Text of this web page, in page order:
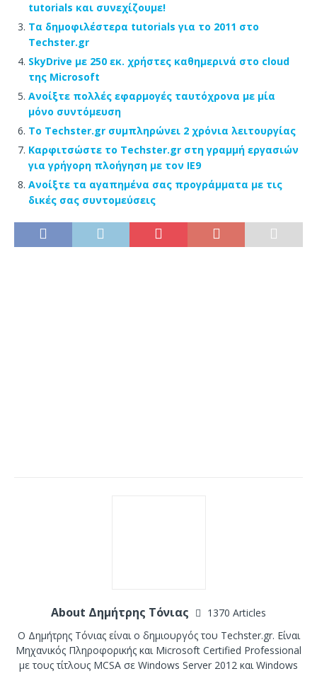
tutorials και συνεχίζουμε!
Τα δημοφιλέστερα tutorials για το 2011 στο
Techster.gr
SkyDrive με 250 εκ. χρήστες καθημερινά στο cloud
της Microsoft
Ανοίξτε πολλές εφαρμογές ταυτόχρονα με μία
μόνο συντόμευση
Το Techster.gr συμπληρώνει 2 χρόνια λειτουργίας
Καρφιτσώστε το Techster.gr στη γραμμή εργασιών
για γρήγορη πλοήγηση με τον IE9
Ανοίξτε τα αγαπημένα σας προγράμματα με τις
δικές σας συντομεύσεις
About Δημήτρης Τόνιας
1370 Articles
Ο Δημήτρης Τόνιας είναι ο δημιουργός του Techster.gr. Είναι
Μηχανικός Πληροφορικής και Microsoft Certified Professional
με τους τίτλους MCSA σε Windows Server 2012 και Windows